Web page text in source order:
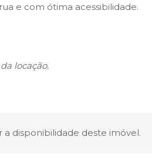
e com ótima acessibilidade.
locação.
disponibilidade deste imóvel.